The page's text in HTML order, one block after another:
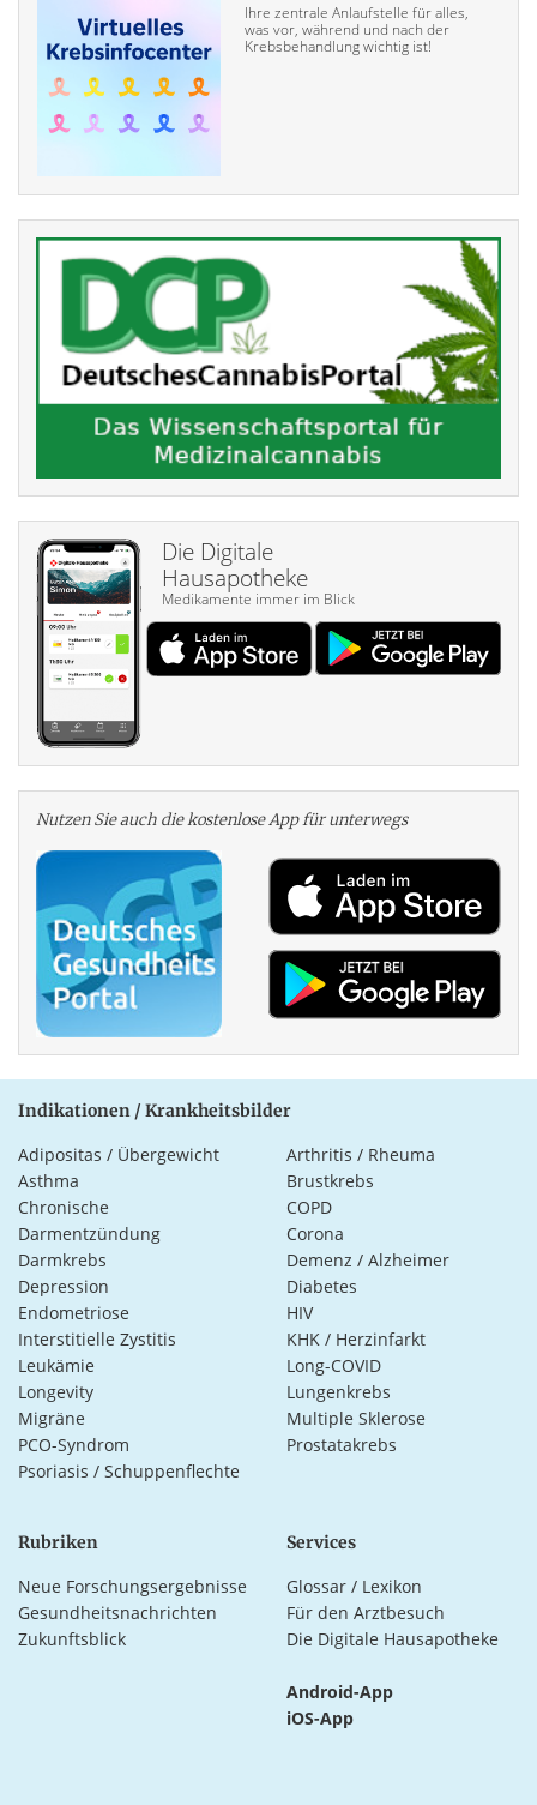
Ihre zentrale Anlaufstelle für alles,
was vor, während und nach der
Krebsbehandlung wichtig ist!
Die Digitale
Hausapotheke
Medikamente immer im Blick
Nutzen Sie auch die kosten­lose App für unterwegs
Indikationen / Krankheitsbilder
Adipositas / Übergewicht
Arthritis / Rheuma
Asthma
Brustkrebs
Chronische
Darmentzündung
COPD
Corona
Darmkrebs
Demenz / Alzheimer
Depression
Diabetes
Endometriose
HIV
Interstitielle Zystitis
KHK / Herzinfarkt
Leukämie
Long-COVID
Longevity
Lungenkrebs
Migräne
Multiple Sklerose
PCO-Syndrom
Prostatakrebs
Psoriasis / Schuppenflechte
Rubriken
Neue Forschungsergebnisse
Gesundheitsnachrichten
Zukunftsblick
Services
Glossar / Lexikon
Für den Arztbesuch
Die Digitale Hausapotheke
Android-App
iOS-App